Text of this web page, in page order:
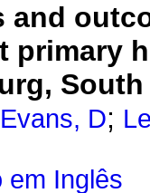
and
primary
Evans, D;
em Inglês